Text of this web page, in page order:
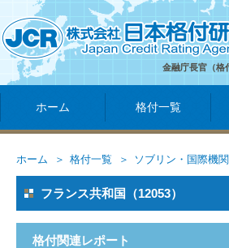
金融庁長官（
ホーム 格付一覧
ホーム 格付一覧 ソブリン・国際機関
フランス共和国（12053）
格付関連レポート